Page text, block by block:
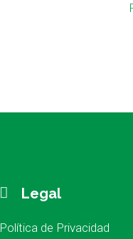
Legal
Política de Privacidad